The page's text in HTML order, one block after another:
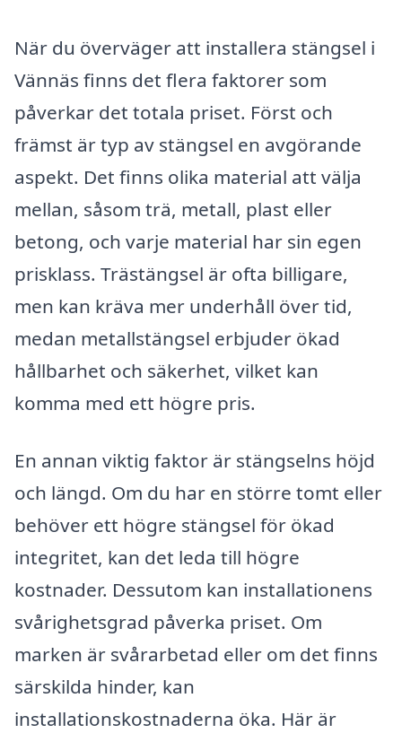
När du överväger att installera stängsel i
Vännäs finns det flera faktorer som
påverkar det totala priset. Först och
främst är typ av stängsel en avgörande
aspekt. Det finns olika material att välja
mellan, såsom trä, metall, plast eller
betong, och varje material har sin egen
prisklass. Trästängsel är ofta billigare,
men kan kräva mer underhåll över tid,
medan metallstängsel erbjuder ökad
hållbarhet och säkerhet, vilket kan
komma med ett högre pris.
En annan viktig faktor är stängselns höjd
och längd. Om du har en större tomt eller
behöver ett högre stängsel för ökad
integritet, kan det leda till högre
kostnader. Dessutom kan installationens
svårighetsgrad påverka priset. Om
marken är svårarbetad eller om det finns
särskilda hinder, kan
installationskostnaderna öka. Här är